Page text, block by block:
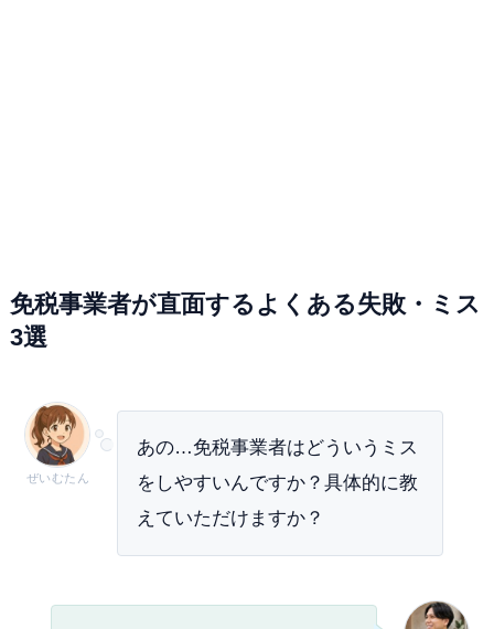
免税事業者が直面するよくある失敗・ミス
3選
ぜいむたん
あの…免税事業者はどういうミス
をしやすいんですか？具体的に教
えていただけますか？